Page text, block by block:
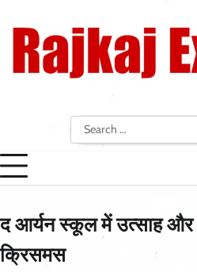
content
Search
for:
द आर्यन स्कूल में उत्साह
क्रिसमस